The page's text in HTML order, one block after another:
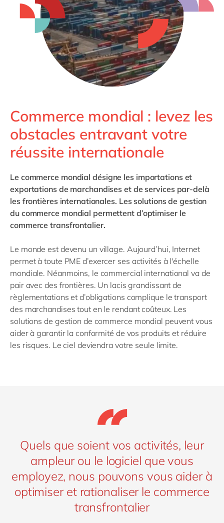
Philippines
Singapore
Commerce mondial : levez les
obstacles entravant votre
réussite internationale
Le commerce mondial désigne les importations et
exportations de marchandises et de services par-delà
les frontières internationales. Les solutions de gestion
du commerce mondial permettent d’optimiser le
commerce transfrontalier.
Le monde est devenu un village. Aujourd’hui, Internet
permet à toute PME d’exercer ses activités à l'échelle
mondiale. Néanmoins, le commercial international va de
pair avec des frontières. Un lacis grandissant de
règlementations et d’obligations complique le transport
des marchandises tout en le rendant coûteux. Les
solutions de gestion de commerce mondial peuvent vous
aider à garantir la conformité de vos produits et réduire
les risques. Le ciel deviendra votre seule limite.
Quels que soient vos activités, leur
ampleur ou le logiciel que vous
employez, nous pouvons vous aider à
optimiser et rationaliser le commerce
transfrontalier